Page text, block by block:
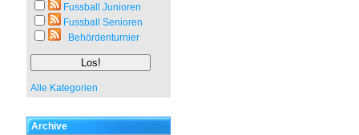
Fussball Junioren
Fussball Senioren
Behördenturnier
Alle Kategorien
Archive